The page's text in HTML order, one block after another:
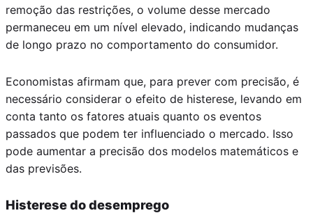
remoção das restrições, o volume desse mercado
permaneceu em um nível elevado, indicando mudanças
de longo prazo no comportamento do consumidor.
Economistas afirmam que, para prever com precisão, é
necessário considerar o efeito de histerese, levando em
conta tanto os fatores atuais quanto os eventos
passados que podem ter influenciado o mercado. Isso
pode aumentar a precisão dos modelos matemáticos e
das previsões.
Histerese do desemprego